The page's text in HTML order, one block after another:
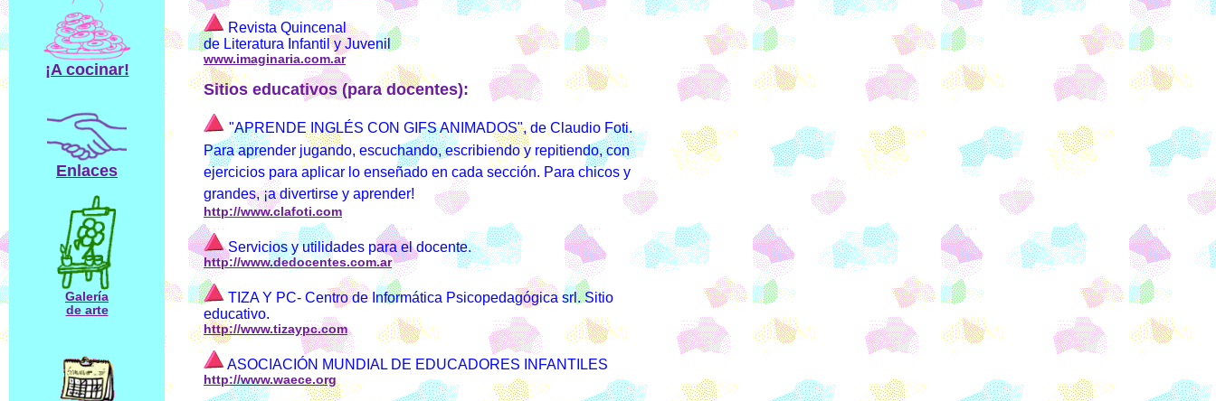
¡A cocinar!
Enlaces
Galería
de arte
Revista Quincenal
de Literatura Infantil y Juvenil
www.imaginaria.com.ar
Sitios educativos (para docentes):
"APRENDE INGLÉS CON GIFS ANIMADOS", de Claudio Foti.
Para aprender jugando, escuchando, escribiendo y repitiendo, con
ejercicios para aplicar lo enseñado en cada sección. Para chicos y
grandes, ¡a divertirse y aprender!
http://www.clafoti.com
Servicios y utilidades para el docente.
http://www.dedocentes.com.ar
TIZA Y PC- Centro de Informática Psicopedagógica srl. Sitio
educativo.
http://www.tizaypc.com
ASOCIACIÓN MUNDIAL DE EDUCADORES INFANTILES
http://www.waece.org